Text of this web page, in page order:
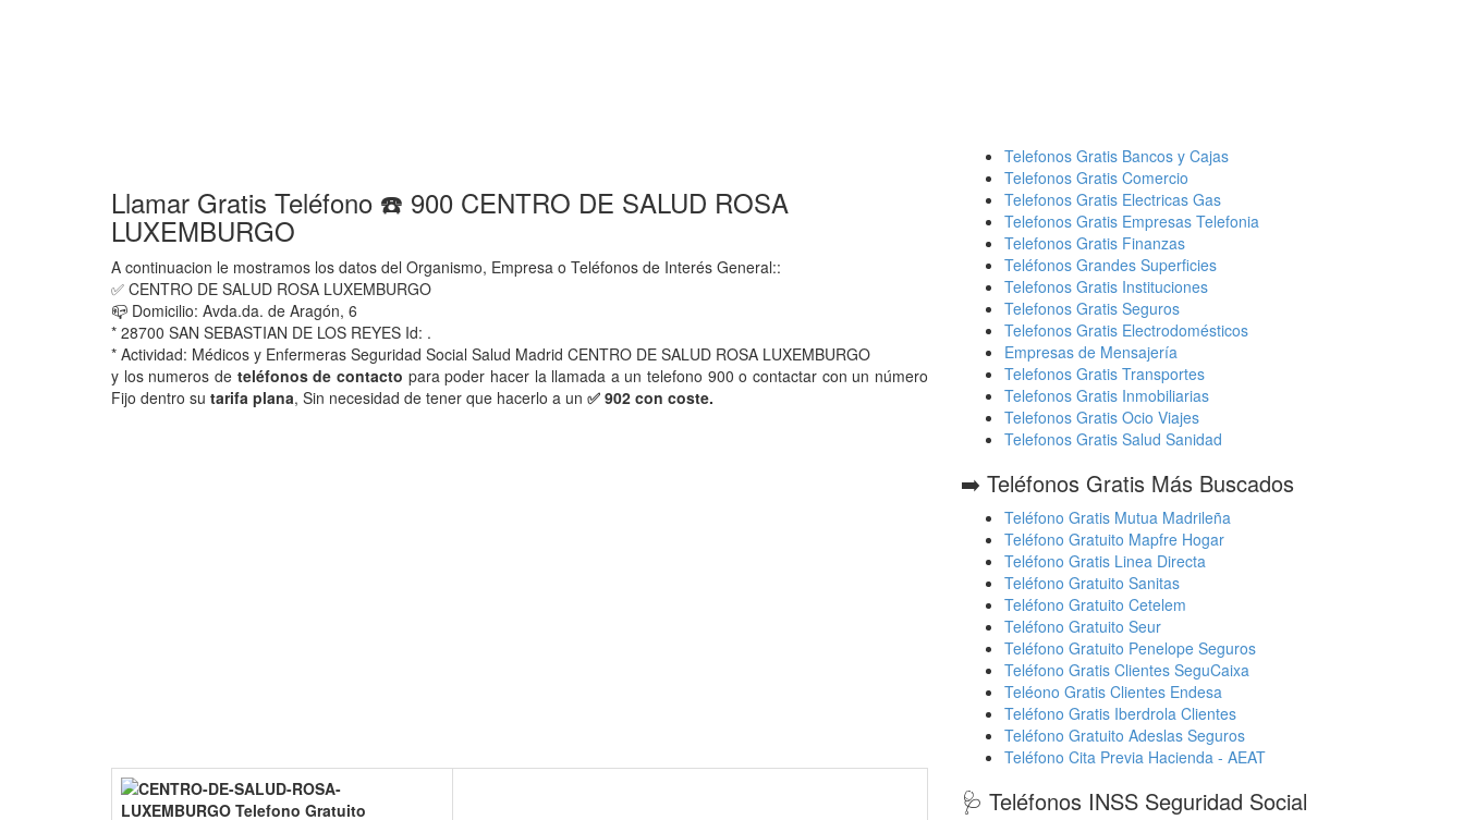
Llamar Gratis Teléfono ☎️ 900 CENTRO DE SALUD ROSA
LUXEMBURGO
A continuacion le mostramos los datos del Organismo, Empresa o Teléfonos de Interés General::
✅ CENTRO DE SALUD ROSA LUXEMBURGO
📪 Domicilio: Avda.da. de Aragón, 6
* 28700 SAN SEBASTIAN DE LOS REYES Id: .
* Actividad: Médicos y Enfermeras Seguridad Social Salud Madrid CENTRO DE SALUD ROSA LUXEMBURGO
y los numeros de teléfonos de contacto para poder hacer la llamada a un telefono 900 o contactar con un número
Fijo dentro su tarifa plana, Sin necesidad de tener que hacerlo a un ✅ 902 con coste.
Telefonos Gratis Bancos y Cajas
Telefonos Gratis Comercio
Telefonos Gratis Electricas Gas
Telefonos Gratis Empresas Telefonia
Telefonos Gratis Finanzas
Teléfonos Grandes Superficies
Telefonos Gratis Instituciones
Telefonos Gratis Seguros
Telefonos Gratis Electrodomésticos
Empresas de Mensajería
Telefonos Gratis Transportes
Telefonos Gratis Inmobiliarias
Telefonos Gratis Ocio Viajes
Telefonos Gratis Salud Sanidad
➡️ Teléfonos Gratis Más Buscados
Teléfono Gratis Mutua Madrileña
Teléfono Gratuito Mapfre Hogar
Teléfono Gratis Linea Directa
Teléfono Gratuito Sanitas
Teléfono Gratuito Cetelem
Teléfono Gratuito Seur
Teléfono Gratuito Penelope Seguros
Teléfono Gratis Clientes SeguCaixa
Teléono Gratis Clientes Endesa
Teléfono Gratis Iberdrola Clientes
Teléfono Gratuito Adeslas Seguros
Teléfono Cita Previa Hacienda - AEAT
🩺 Teléfonos INSS Seguridad Social